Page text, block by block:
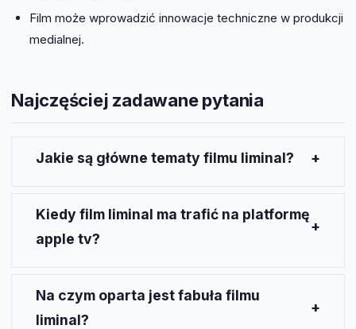
Film może wprowadzić innowacje techniczne w produkcji
medialnej.
Najczęściej zadawane pytania
Jakie są główne tematy filmu liminal?
dylematów związanych z posiadaniem takich
sprawiedliwością stają się kluczowe w kontekście
Kiedy film liminal ma trafić na platformę
apple tv?
znajduje się w wczesnym etapie produkcji. Apple
poinformuje o szczegółach w odpowiednim czasie.
Na czym oparta jest fabuła filmu
liminal?